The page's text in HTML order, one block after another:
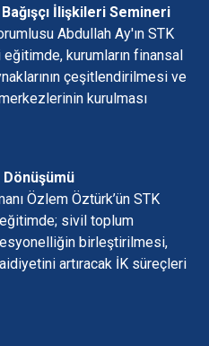
İlişkileri Semineri
Abdullah Ay'ın STK
kurumların finansal
çeşitlendirilmesi ve
kurulması
Dönüşümü
Özlem Öztürk’ün STK
sivil toplum
birleştirilmesi,
artıracak İK süreçleri